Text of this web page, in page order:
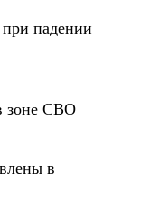
падении
зоне СВО
в